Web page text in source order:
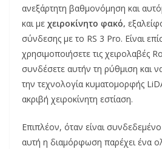
ανεξάρτητη βαθμονόμηση και
και με χειροκίνητο φακό,
σύνδεσης με το RS 3 Pro. Είναι
χρησιμοποιήσετε τις χειρολαβές
συνδέσετε αυτήν τη ρύθμιση και
την τεχνολογία κυματομορφής
ακριβή χειροκίνητη εστίαση.
Επιπλέον, όταν είναι
αυτή η διαμόρφωση παρέχει ένα